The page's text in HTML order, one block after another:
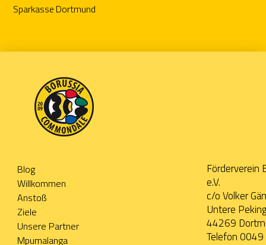
Sparkasse Dortmund
Blog
Willkommen
Anstoß
Ziele
Unsere Partner
Mpumalanga
Förderverein
e.V.
c/o Volker
Untere
44269
Telefon